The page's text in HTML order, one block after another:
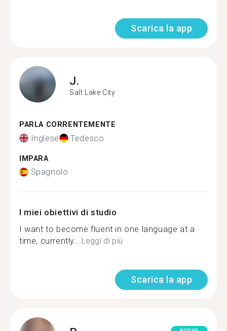
Scarica la app
J.
Salt Lake City
PARLA CORRENTEMENTE
Inglese Tedesco
IMPARA
Spagnolo
I miei obiettivi di studio
I want to become fluent in one language at a
time, currently...Leggi di più
Scarica la app